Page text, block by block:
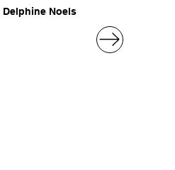
Delphine Noels